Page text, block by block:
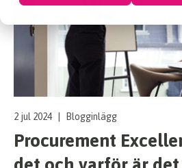
2 jul 2024 Blogginlägg
Procurement